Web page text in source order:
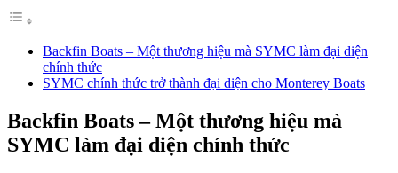
Backfin Boats – Một thương hiệu mà SYMC làm đại diện
chính thức
SYMC chính thức trở thành đại diện cho Monterey Boats
Backfin Boats – Một thương hiệu mà
SYMC làm đại diện chính thức